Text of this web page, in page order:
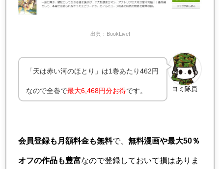
出典：BookLive!
ヨミ隊員
「天は赤い河のほとり」は1巻あたり462円
なので全巻で最大6,468円分お得です。
会員登録も月額料金も無料で、 無料漫画や最大50％
オフの作品も豊富なので登録しておいて損はありま